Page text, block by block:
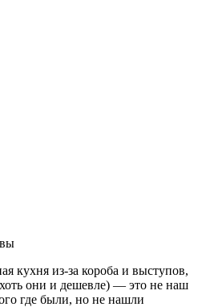
кухня из-за короба и выступов,
они и дешевле) — это не наш
где были, но не нашли